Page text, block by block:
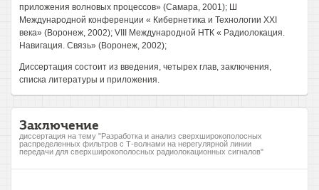
приложения волновых процессов» (Самара, 2001); Ш
Международной конференции « Кибернетика и Технологии XXI
века» (Воронеж, 2002); VIII Международной НТК « Радиолокация.
Навигация. Связь» (Воронеж, 2002);
Диссертация состоит из введения, четырех глав, заключения,
списка литературы и приложения.
Заключение
диссертация на тему "Разработка и анализ сверхширокополосных
распределенных фильтров с Т-волнами на нерегулярной линии
передачи для сверхширокополосных радиолокационных сигналов"